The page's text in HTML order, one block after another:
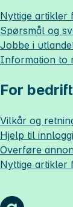
Nyttige artikler
Spørsmål og
Jobbe i
Information to
For
Vilkår og
Hjelp til
Overføre
Nyttige artikler